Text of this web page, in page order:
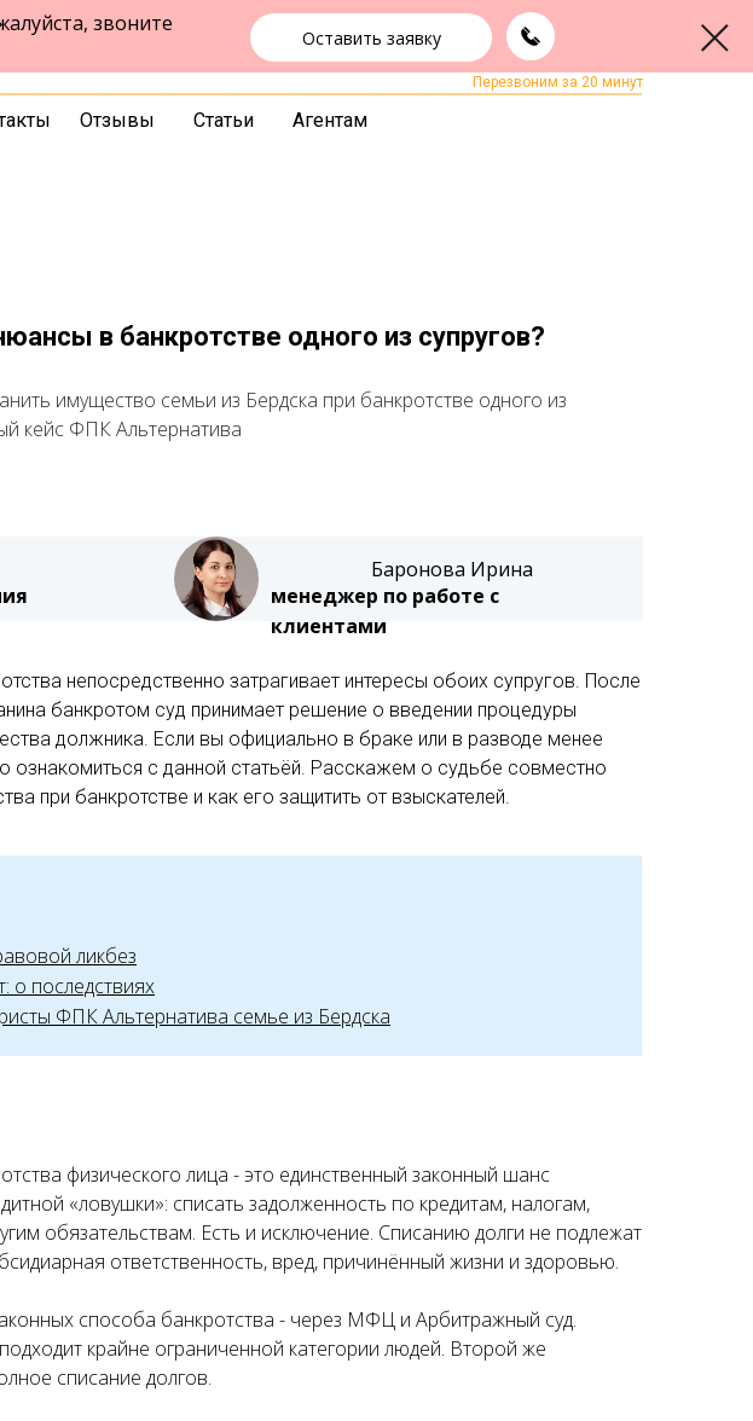
звоните
Оставить заявку ЗАКАЗАТЬ ЗВОНОК
Перезвоним за 20 минут
Отзывы Статьи Агентам
94, 1- ый этаж
+7 (383) 322-24-65
в банкротстве одного из супругов?
имущество семьи из Бердска при банкротстве одного из
кейс ФПК Альтернатива
Баронова Ирина
менеджер по работе с
клиентами
непосредственно затрагивает интересы обоих супругов. После
банкротом суд принимает решение о введении процедуры
должника. Если вы официально в браке или в разводе менее
ознакомиться с данной статьёй. Расскажем о судьбе совместно
при банкротстве и как его защитить от взыскателей.
ликбез
о последствиях
ФПК Альтернатива семье из Бердска
физического лица - это единственный законный шанс
«ловушки»: списать задолженность по кредитам, налогам,
обязательствам. Есть и исключение. Списанию долги не подлежат
ответственность, вред, причинённый жизни и здоровью.
способа банкротства - через МФЦ и Арбитражный суд.
крайне ограниченной категории людей. Второй же
списание долгов.